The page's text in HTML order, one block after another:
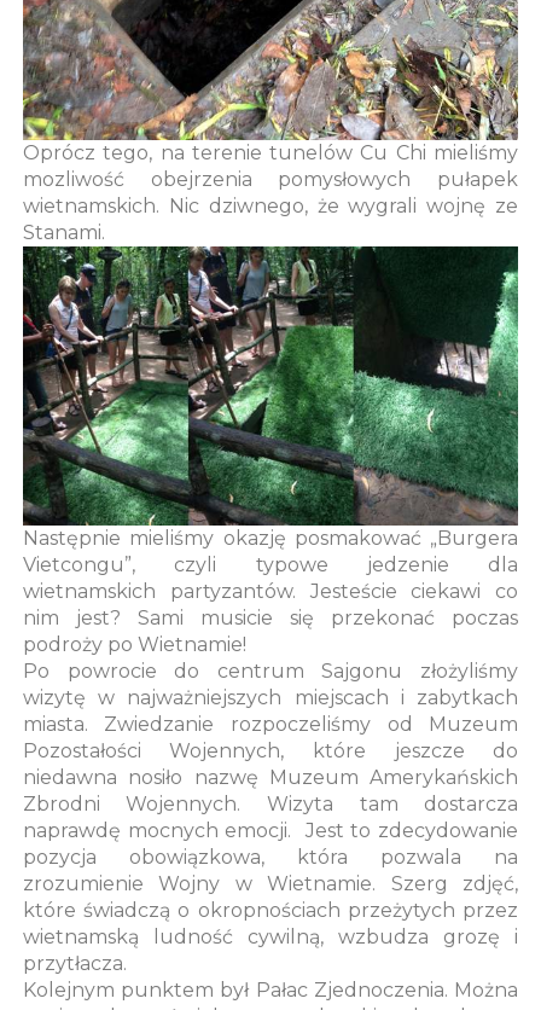
Oprócz tego, na terenie tunelów Cu Chi mieliśmy
mozliwość obejrzenia pomysłowych pułapek
wietnamskich. Nic dziwnego, że wygrali wojnę ze
Stanami.
Następnie mieliśmy okazję posmakować „Burgera
Vietcongu”, czyli typowe jedzenie dla
wietnamskich partyzantów. Jesteście ciekawi co
nim jest? Sami musicie się przekonać poczas
podroży po Wietnamie!
Po powrocie do centrum Sajgonu złożyliśmy
wizytę w najważniejszych miejscach i zabytkach
miasta. Zwiedzanie rozpoczeliśmy od Muzeum
Pozostałości Wojennych, które jeszcze do
niedawna nosiło nazwę Muzeum Amerykańskich
Zbrodni Wojennych. Wizyta tam dostarcza
naprawdę mocnych emocji. Jest to zdecydowanie
pozycja obowiązkowa, która pozwala na
zrozumienie Wojny w Wietnamie. Szerg zdjęć,
które świadczą o okropnościach przeżytych przez
wietnamską ludność cywilną, wzbudza grozę i
przytłacza.
Kolejnym punktem był Pałac Zjednoczenia. Można